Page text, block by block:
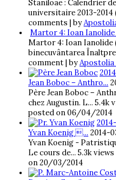
Staniloae : Calendrier
universitaire 2013-2014
comments | by
Martor 4: Ioan Ianolide
Martor 4: Ioan Ianolide
binecuvântarea
comment| byApostolia
Jean Boboc – Anthro...
Père Jean Boboc –
chez Augustin. L... 5.4k
posted on 06/04/2014
Yvan Koenig ... 2014-
Yvan Koenig -
Le cours de... 5.3k views
on 20/03/2014